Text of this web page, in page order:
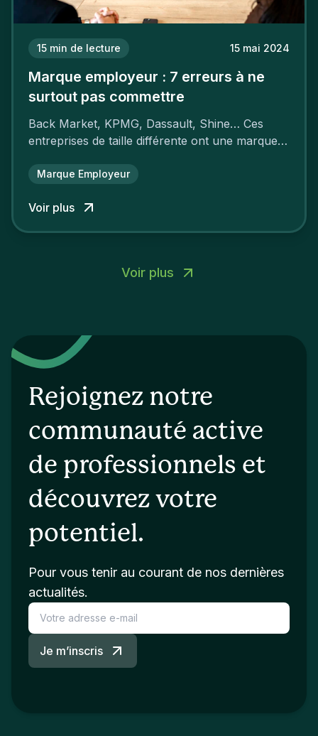
15 min de lecture 15 mai 2024
Marque employeur : 7 erreurs à ne
surtout pas commettre
Back Market, KPMG, Dassault, Shine… Ces
entreprises de taille différente ont une marque
attractivité et une fidélisation à faire pâlir leurs
Marque Employeur
Voir plus
Voir plus
Rejoignez notre
communauté active
de professionnels et
découvrez votre
potentiel.
Pour vous tenir au courant de nos dernières
actualités.
Je m’inscris